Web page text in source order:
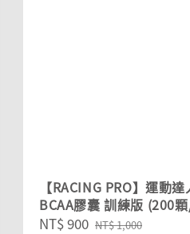
【RACING PRO】運動達
BCAA膠囊 訓練版 (200
Sale
NT$ 900 Regular
NT$ 1,000